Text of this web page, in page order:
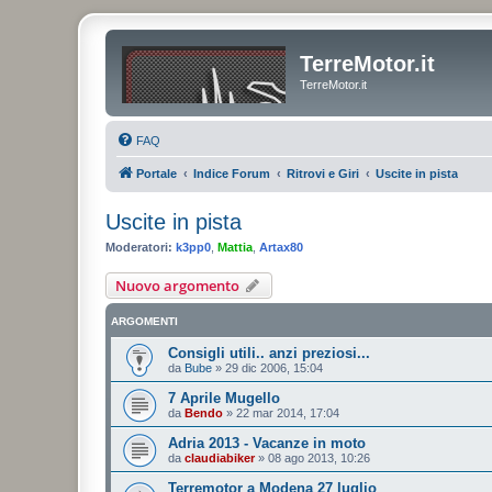
TerreMotor.it
TerreMotor.it
FAQ
Portale Indice Forum Ritrovi e Giri Uscite in pista
Uscite in pista
Moderatori: k3pp0 Mattia Artax80
Nuovo argomento
ARGOMENTI
Consigli utili.. anzi preziosi...
da Bube » 29 dic 2006, 15:04
7 Aprile Mugello
da Bendo » 22 mar 2014, 17:04
Adria 2013 - Vacanze in moto
da claudiabiker» 08 ago 2013, 10:26
Terremotor a Modena 27 luglio